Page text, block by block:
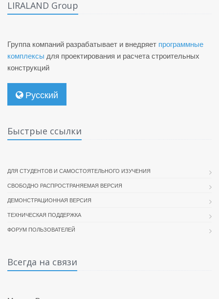
LIRALAND Group
Группа компаний разрабатывает и внедряет программные
комплексы для проектирования и расчета строительных
конструкций
Русский
Быстрые ссылки
ДЛЯ СТУДЕНТОВ И САМОСТОЯТЕЛЬНОГО ИЗУЧЕНИЯ
СВОБОДНО РАСПРОСТРАНЯЕМАЯ ВЕРСИЯ
ДЕМОНСТРАЦИОННАЯ ВЕРСИЯ
ТЕХНИЧЕСКАЯ ПОДДЕРЖКА
ФОРУМ ПОЛЬЗОВАТЕЛЕЙ
Всегда на связи